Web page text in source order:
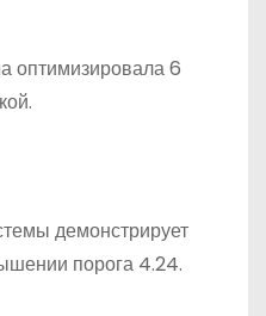
оптимизировала 6
демонстрирует
порога 4.24.